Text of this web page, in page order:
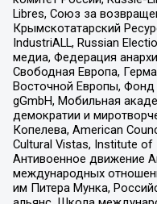
Libres, Союз за
Крымскотатарский
IndustriALL, Russian
медиа, Федерация
Свободная Европа,
Восточной Европы,
gGmbH, Мобильная
демократии и
Копелева, American
Cultural Vistas, Institute of
Антивоенное движение
международных
им Питера Мунка,